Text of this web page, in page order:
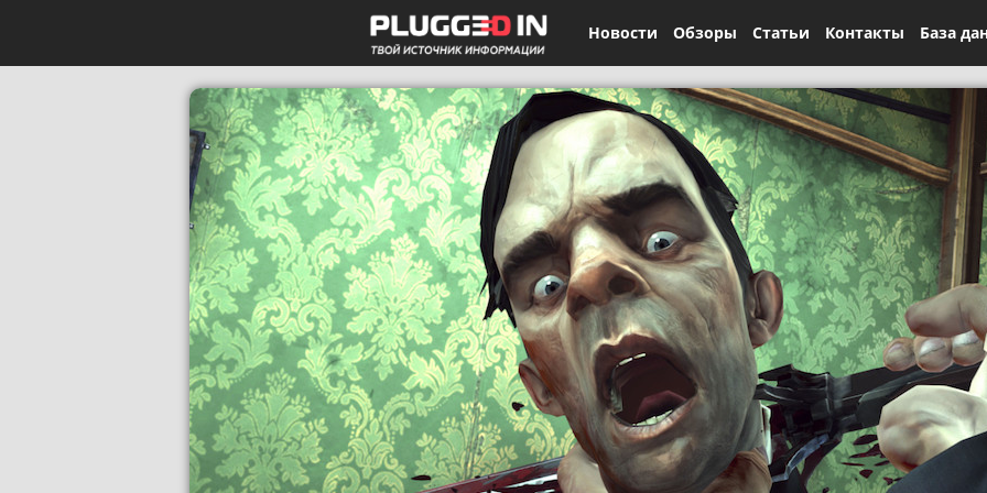
Новости Обзоры Статьи Контакты База